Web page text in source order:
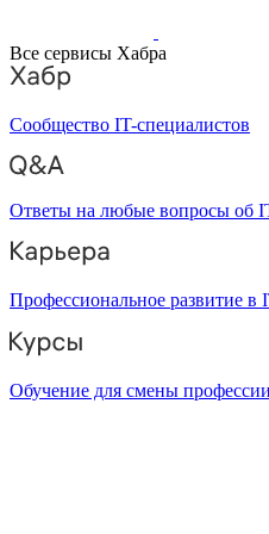
Все сервисы Хабра
Сообщество IT-специалистов
Ответы на любые вопросы об
Профессиональное развитие в
Обучение для смены